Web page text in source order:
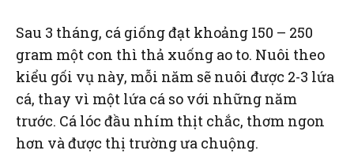
Sau 3 tháng, cá giống đạt khoảng 150 – 250
gram một con thì thả xuống ao to. Nuôi theo
kiểu gối vụ này, mỗi năm sẽ nuôi được 2-3 lứa
cá, thay vì một lứa cá so với những năm
trước. Cá lóc đầu nhím thịt chắc, thơm ngon
hơn và được thị trường ưa chuộng.